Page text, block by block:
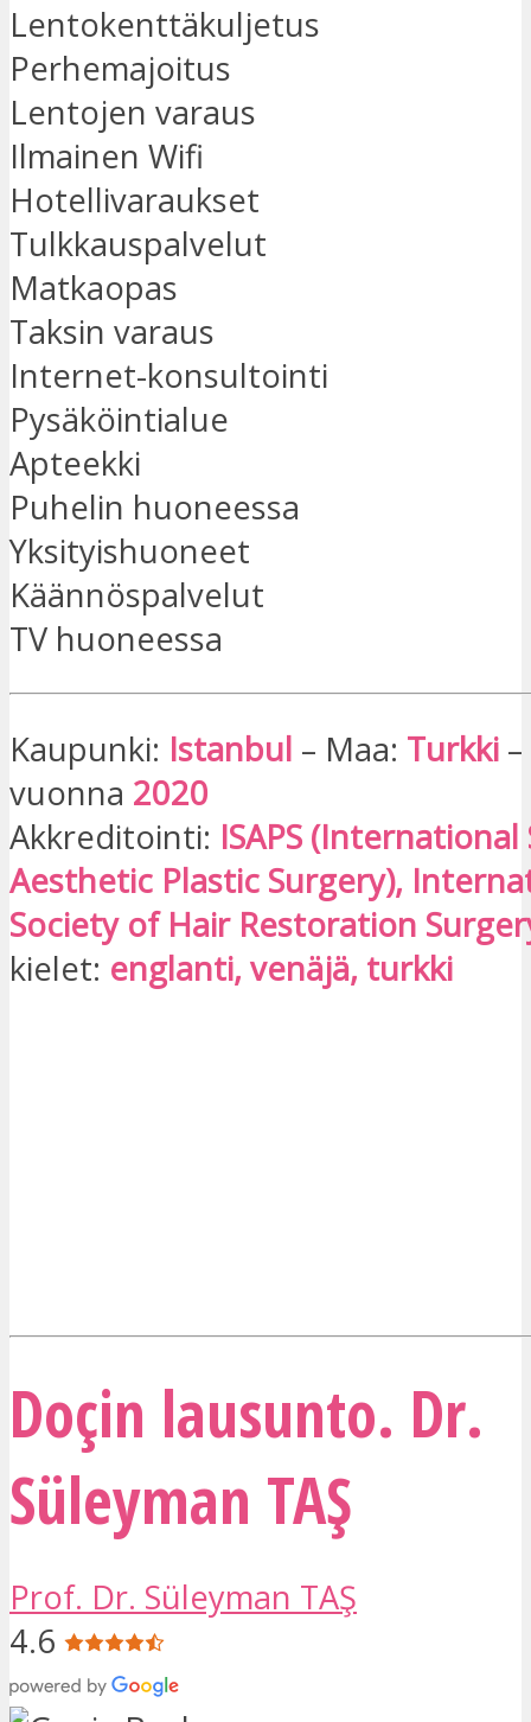
Lentokenttäkuljetus
Perhemajoitus
Lentojen varaus
Ilmainen Wifi
Hotellivaraukset
Tulkkauspalvelut
Matkaopas
Taksin varaus
Internet-konsultointi
Pysäköintialue
Apteekki
Puhelin huoneessa
Yksityishuoneet
Käännöspalvelut
TV huoneessa
Kaupunki: Istanbul – Maa: Turkki
vuonna 2020
Akkreditointi: ISAPS
Aesthetic Plastic Surgery),
Society of Hair Restoration
kielet: englanti, venäjä, turkki
Doçin lausunto. Dr.
Süleyman TAŞ
Prof. Dr. Süleyman TAŞ
4.6